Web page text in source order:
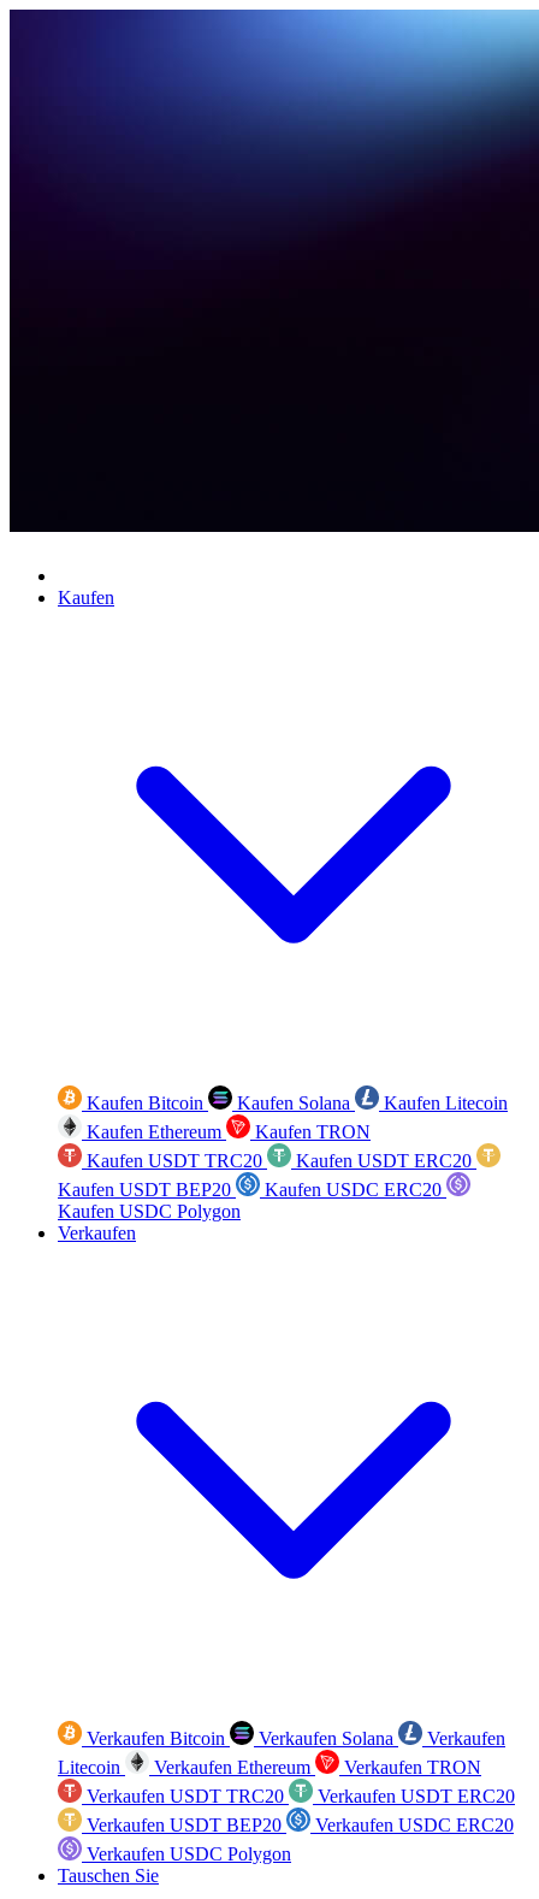
Kaufen
Kaufen Bitcoin Kaufen Solana
Kaufen Litecoin
Kaufen Ethereum
Kaufen TRON
Kaufen USDT TRC20
Kaufen USDT ERC20
Kaufen USDT BEP20
Kaufen USDC ERC20
Kaufen USDC Polygon
Verkaufen
Verkaufen Bitcoin Verkaufen Solana
Verkaufen
Litecoin
Verkaufen Ethereum
Verkaufen TRON
Verkaufen USDT TRC20
Verkaufen USDT ERC20
Verkaufen USDT BEP20
Verkaufen USDC ERC20
Verkaufen USDC Polygon
Tauschen Sie